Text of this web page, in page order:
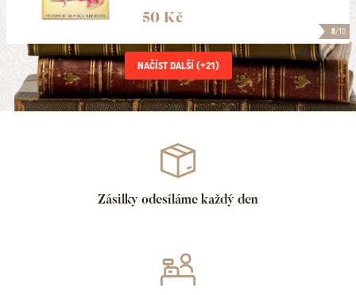
8/10
50 Kč
NAČÍST DALŠÍ (+21)
Zásilky odesíláme každý den